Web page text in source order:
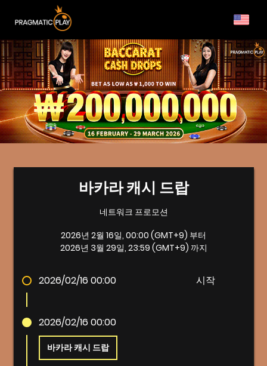
바카라 캐시 드랍
네트워크 프로모션
2026년 2월 16일, 00:00 (GMT+9) 부터
2026년 3월 29일, 23:59 (GMT+9) 까지
2026/02/16 00:00 시작
2026/02/16 00:00
바카라 캐시 드랍